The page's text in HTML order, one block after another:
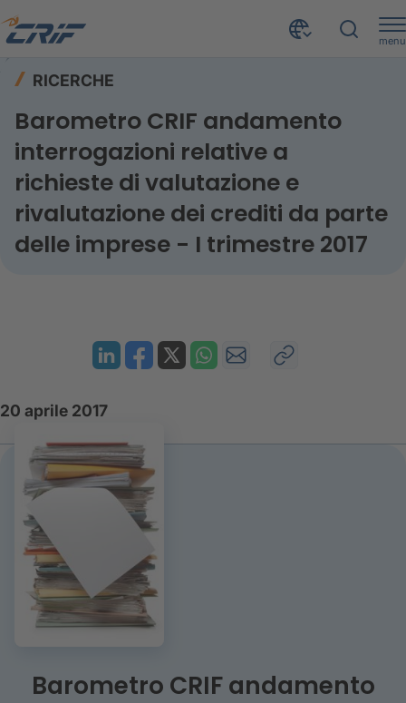
menu
RICERCHE
Barometro CRIF andamento
interrogazioni relative a
richieste di valutazione e
rivalutazione dei crediti da parte
delle imprese - I trimestre 2017
20 aprile 2017
Barometro CRIF andamento